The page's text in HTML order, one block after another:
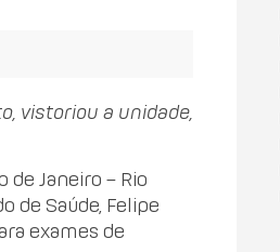
vistoriou a unidade,
de Janeiro – Rio
de Saúde, Felipe
exames de